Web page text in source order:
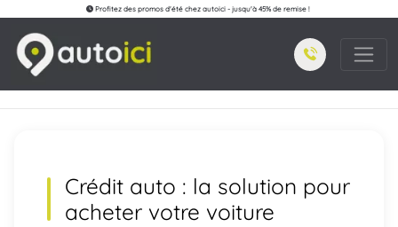
Profitez des promos d'été chez autoici - jusqu'à 45% de remise !
Crédit auto : la solution pour
acheter votre voiture